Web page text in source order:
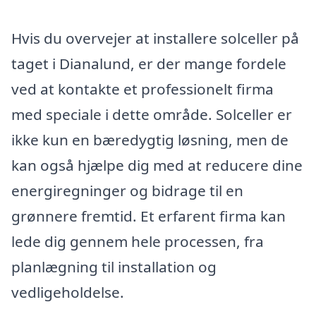
Hvis du overvejer at installere solceller på
taget i Dianalund, er der mange fordele
ved at kontakte et professionelt firma
med speciale i dette område. Solceller er
ikke kun en bæredygtig løsning, men de
kan også hjælpe dig med at reducere dine
energiregninger og bidrage til en
grønnere fremtid. Et erfarent firma kan
lede dig gennem hele processen, fra
planlægning til installation og
vedligeholdelse.